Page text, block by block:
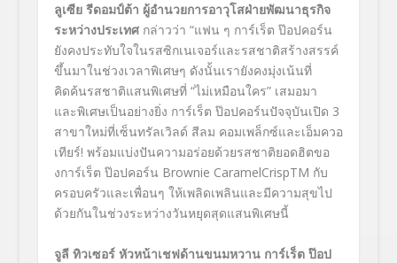
ลูเซีย รีดอมป์ต้า ผู้อำนวยการอาวุโสฝ่ายพัฒนาธุรกิจ
ระหว่างประเทศ กล่าวว่า “แฟน ๆ การ์เร็ต ป๊อปคอร์น
ยังคงประทับใจในรสซิกเนเจอร์และรสชาติสร้างสรรค์
ขึ้นมาในช่วงเวลาพิเศษๆ ดังนั้นเรายังคงมุ่งเน้นที่
คิดค้นรสชาติแสนพิเศษที่ “ไม่เหมือนใคร” เสมอมา
และพิเศษเป็นอย่างยิ่ง การ์เร็ต ป๊อปคอร์นปัจจุบันเปิด 3
สาขาใหม่ที่เซ็นทรัลเวิลด์ สีลม คอมเพล็กซ์และเอ็มควอ
เทียร์! พร้อมแบ่งปันความอร่อยด้วยรสชาติยอดฮิตขอ
งการ์เร็ต ป๊อปคอร์น Brownie CaramelCrispTM กับ
ครอบครัวและเพื่อนๆ ให้เพลิดเพลินและมีความสุขไป
ด้วยกันในช่วงระหว่างวันหยุดสุดแสนพิเศษนี้
จูลี ทิวเซอร์ หัวหน้าเชฟด้านขนมหวาน การ์เร็ต ป๊อป